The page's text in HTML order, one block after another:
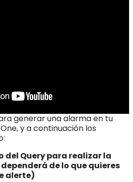
generar una alarma en tu
y a continuación los
del Query para realizar la
de lo que quieres
alerte)